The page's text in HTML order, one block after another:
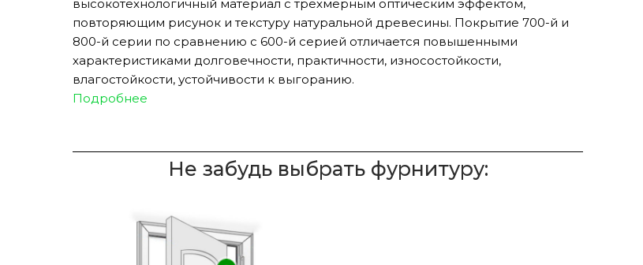
высокотехнологичный материал с трехмерным оптическим эффектом,
повторяющим рисунок и текстуру натуральной древесины. Покрытие 700-й и
800-й серии по сравнению с 600-й серией отличается повышенными
характеристиками долговечности, практичности, износостойкости,
влагостойкости, устойчивости к выгоранию.
Подробнее
Не забудь выбрать фурнитуру: